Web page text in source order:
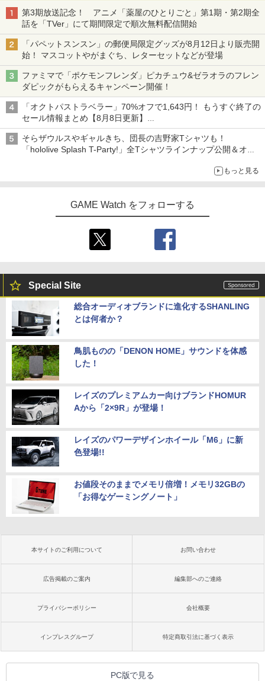
第3期放送記念！ アニメ「薬屋のひとりごと」第1期・第2期全
話を「TVer」にて期間限定で順次無料配信開始
「パペットスンスン」の郵便局限定グッズが8月12日より販売開
始！ マスコットやがまぐち、レターセットなどが登場
ファミマで「ポケモンフレンダ」ピカチュウ&ゼラオラのフレン
ダピックがもらえるキャンペーン開催！
「オクトパストラベラー」70%オフで1,643円！ もうすぐ終了の
セール情報まとめ【8月8日更新】
ニンテンドーeショップでは「大神 絶景版」が67%オフで990円
そらザウルスやギャルきち、団長の吉野家Tシャツも！
「hololive Splash T-Party!」全Tシャツラインナップ公開＆オン
もっと見る
GAME Watch をフォローする
Special Site
総合オーディオブランドに進化するSHANLING
とは何者か？
鳥肌ものの「DENON HOME」サウンドを体感
した！
レイズのプレミアムカー向けブランドHOMUR
Aから「2×9R」が登場！
レイズのパワーデザインホイール「M6」に新
色登場!!
お値段そのままでメモリ倍増！メモリ32GBの
「お得なゲーミングノート」
本サイトのご利用について お問い合わせ
広告掲載のご案内 編集部へのご連絡
プライバシーポリシー 会社概要
インプレスグループ 特定商取引法に基づく表示
PC版で見る